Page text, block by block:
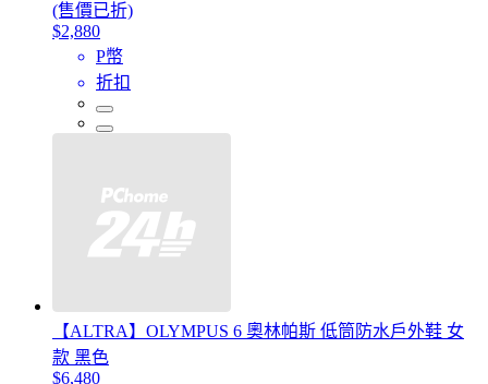
(售價已折)
$2,880
P幣
折扣
【ALTRA】OLYMPUS 6 奧林帕斯 低筒防水戶外鞋 女
款 黑色
$6,480